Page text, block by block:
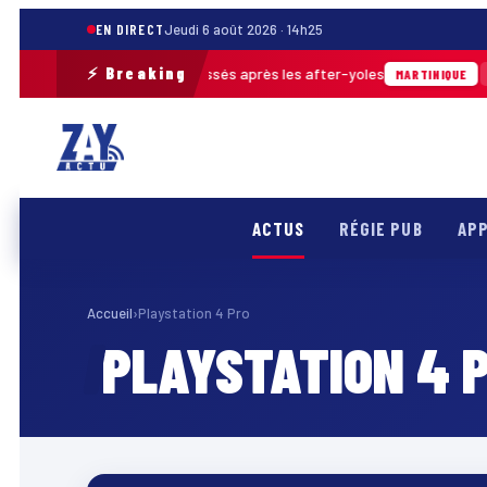
EN DIRECTJeudi 6 août 2026 · 14h25
⚡ Breaking
de 30 m³ de déchets ramassés après les after-yoles MARTINIQUE
ACTUS RÉGIE PUB
Accueil›Playstation 4 Pro
PLAYSTATION 4